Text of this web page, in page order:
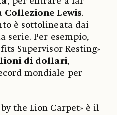
Collezione Lewis.
è sottolineata dai
serie. Per esempio,
Supervisor Resting»
di dollari,
mondiale per
the Lion Carpet» è il